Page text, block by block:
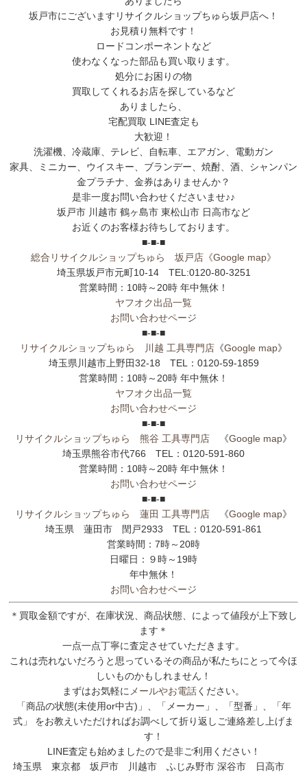
坂戸市にございますリサイクルショップちゅら坂戸店へ！
お見積り無料です！
ロードコンポーネントなど
使わなくなった部品も買い取ります。
処分にお困りの物
買取してくれるお店を探しているなど
ありましたら、
宅配買取 LINE査定も
大歓迎！
洗濯機、冷蔵庫、テレビ、自転車、エアガン、電動ガン
家具、ミニカー、ウイスキー、ブランデー、焼酎、酒、シャンパン
金プラチナ、金券はありませんか？
是非一度お問い合わせくださいませ♪♪
坂戸市 川越市 鶴ヶ島市 東松山市 日高市など
お近くのお客様お待ちしております。
■-■-■
総合リサイクルショップちゅら 坂戸店 《Google map》
埼玉県坂戸市元町10-14 TEL:0120-80-3251
営業時間：10時～20時 年中無休！
ヤフオク出品一覧
お問い合わせページ
■-■-■
リサイクルショップちゅら 川越 工具専門店 《Google map》
埼玉県川越市上野田32-18 TEL：0120-59-1859
営業時間：10時～20時 年中無休！
ヤフオク出品一覧
お問い合わせページ
■-■-■
リサイクルショップちゅら 熊谷 工具専門店 《Google map》
埼玉県熊谷市代766 TEL：0120-591-860
営業時間：10時～20時 年中無休！
お問い合わせページ
■-■-■
リサイクルショップちゅら 蓮田 工具専門店 《Google map》
埼玉県 蓮田市 閏戸2933 TEL：0120-591-861
営業時間：7時～20時
日曜日：９時～19時
年中無休！
お問い合わせページ
＊買取金額ですが、在庫状況、商品状態、によって値段が上下致し
ます＊
一点一点丁寧に査定させていただきます。
これは売れないだろうと思っているその商品が私たちにとって今ほ
しいものかもしれません！
まずはお気軽に メールやお電話ください。
「商品の状態(未使用or中古)」、「メーカー」、「型番」、「年
式」 をお教えいただければお調べして折り返しご連絡差し上げま
す！
LINE査定も始めましたので是非ご利用ください！
埼玉県 東京都 坂戸市 川越市 ふじみ野市 深谷市 日高市